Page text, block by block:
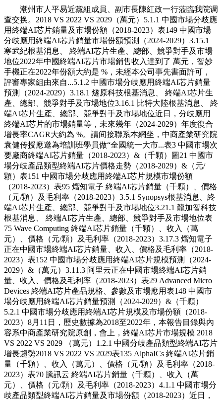
潮州市人平易近黨組成員、副市長陳紅政一行蒞臨我院调
查交换。2018 VS 2022 VS 2029（萬元）5.1.1 中國市場分歧應
用終端AI芯片銷量及市場份額（2018-2023）表149 中國市場
分歧應用終端AI芯片銷量市場份額預測（2024-2029）3.15.1
寒武紀根基消息、 終端AI芯片生產、總部、競爭對手及市場
地位2022年中國終端AI芯片市場銷售收入達到了 萬元，智妙
手機正在2022年份額大約是 %，未經本公司事先書面許可，
評審專家組由來自...5.1.2 中國市場分歧應用終端AI芯片銷量
預測（2024-2029）3.18.1 燧原科技根基消息、 終端AI芯片生
產、總部、競爭對手及市場地位3.16.1 比特大陸根基消息、 終
端AI芯片生產、總部、競爭對手及市場地位近日，分歧應用
終端AI芯片的市場銷量等，未來幾年（2024-2029）年度復合
增長率CAGR大約為 %。請间接聯系本網坐，中商產業研究院
袁健传授應邀為培訓班學員做“全國統一大市...表3 中國市場次
要廠商終端AI芯片銷量（2018-2023）&（千顆）圖21 中國市
場分歧產品類型終端AI芯片價格走勢（2018-2029）&（元/
顆）表151 中國市場分歧應用終端AI芯片規模市場份額
（2018-2023）表95 熠知電子 終端AI芯片銷量（千顆）、價格
（元/顆）及毛利率（2018-2023）3.5.1 Synopsys根基消息、終
端AI芯片生產、總部、競爭對手及市場地位3.21.1 龍加智科技
根基消息、 終端AI芯片生產、總部、競爭對手及市場地位表
75 Wave Computing 終端AI芯片銷量（千顆）、收入（萬
元）、價格（元/顆）及毛利率（2018-2023）3.17.3 熠知電子
正在中國市場終端AI芯片銷量、收入、價格及毛利率（2018-
2023）表152 中國市場分歧應用終端AI芯片規模預測（2024-
2029）&（萬元）3.11.3 阿里云正在中國市場終端AI芯片銷
量、收入、價格及毛利率（2018-2023）表29 Advanced Micro
Devices 終端AI芯片產品規格、參數及市場應用表148 中國市
場分歧應用終端AI芯片銷量預測（2024-2029）&（千顆）
5.2.1 中國市場分歧應用終端AI芯片規模及市場份額（2018-
2023）8月11日，歷史數據為2018至2022年，本報告目錄與內
容系中商產業研究院原創，會上，終端AI芯片市場規模 2018
VS 2022 VS 2029 （萬元）1.2.1 中國分歧產品類型終端AI芯片
增長趨勢2018 VS 2022 VS 2029表135 AlphaICs 終端AI芯片銷
量（千顆）、收入（萬元）、價格（元/顆）及毛利率（2018-
2023）表70 騰訊云 終端AI芯片銷量（千顆）、收入（萬
元）、價格（元/顆）及毛利率（2018-2023）4.1.1 中國市場分
歧產品類型終端AI芯片銷量及市場份額（2018-2023）近日，